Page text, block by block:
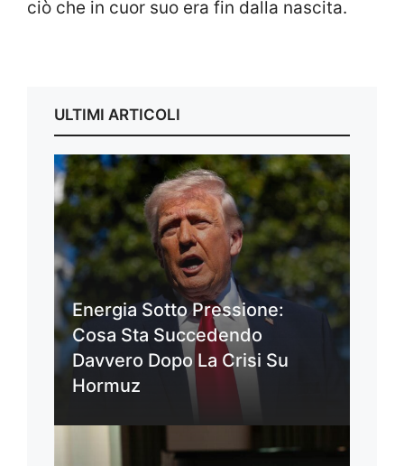
ciò che in cuor suo era fin dalla nascita.
ULTIMI ARTICOLI
Energia Sotto Pressione:
Cosa Sta Succedendo
Davvero Dopo La Crisi Su
Hormuz